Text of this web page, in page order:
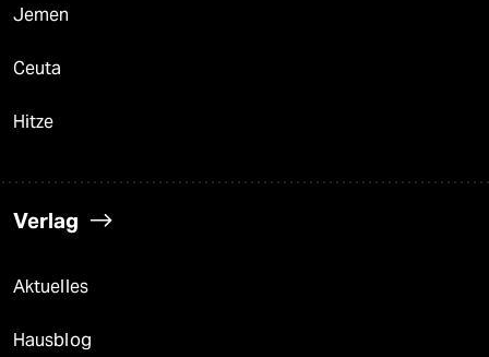
Jemen
Ceuta
Hitze
Verlag
Aktuelles
Hausblog